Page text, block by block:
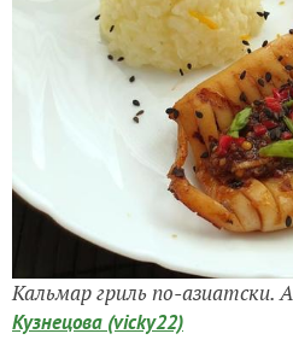
Кальмар гриль по-
Кузнецова (vicky22)